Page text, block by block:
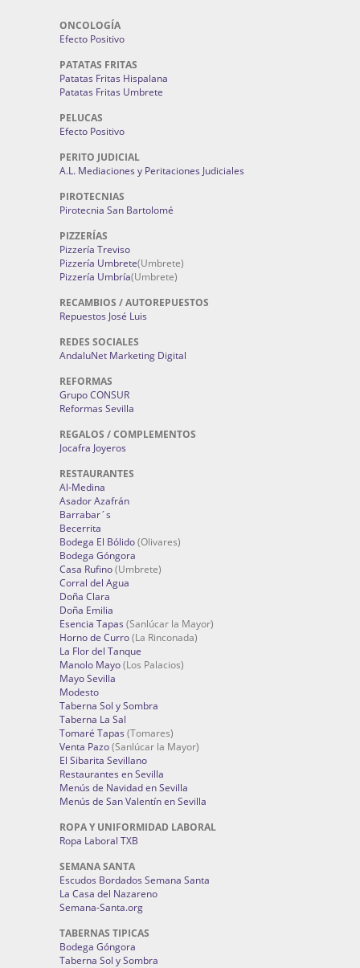
ONCOLOGÍA
Efecto Positivo
PATATAS FRITAS
Patatas Fritas Hispalana
Patatas Fritas Umbrete
PELUCAS
Efecto Positivo
PERITO JUDICIAL
A.L. Mediaciones y Peritaciones Judiciales
PIROTECNIAS
Pirotecnia San Bartolomé
PIZZERÍAS
Pizzería Treviso
Pizzería Umbrete(Umbrete)
Pizzería Umbría(Umbrete)
RECAMBIOS / AUTOREPUESTOS
Repuestos José Luis
REDES SOCIALES
AndaluNet Marketing Digital
REFORMAS
Grupo CONSUR
Reformas Sevilla
REGALOS / COMPLEMENTOS
Jocafra Joyeros
RESTAURANTES
Al-Medina
Asador Azafrán
Barrabar´s
Becerrita
Bodega El Bólido(Olivares)
Bodega Góngora
Casa Rufino(Umbrete)
Corral del Agua
Doña Clara
Doña Emilia
Esencia Tapas (Sanlúcar la Mayor)
Horno de Curro(La Rinconada)
La Flor del Tanque
Manolo Mayo(Los Palacios)
Mayo Sevilla
Modesto
Taberna Sol y Sombra
Taberna La Sal
Tomaré Tapas (Tomares)
Venta Pazo(Sanlúcar la Mayor)
El Sibarita Sevillano
Restaurantes en Sevilla
Menús de Navidad en Sevilla
Menús de San Valentín en Sevilla
ROPA Y UNIFORMIDAD LABORAL
Ropa Laboral TXB
SEMANA SANTA
Escudos Bordados Semana Santa
La Casa del Nazareno
Semana-Santa.org
TABERNAS TIPICAS
Bodega Góngora
Taberna Sol y Sombra